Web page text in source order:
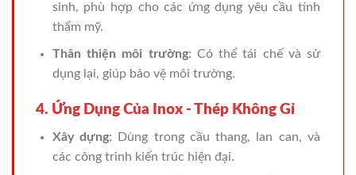
sinh, phù hợp cho các ứng dụng yêu cầu tính
thẩm mỹ.
Thân thiện môi trường: Có thể tái chế và sử
dụng lại, giúp bảo vệ môi trường.
4. Ứng Dụng Của Inox - Thép Không Gỉ
Xây dựng: Dùng trong cầu thang, lan can, và
các công trình kiến trúc hiện đại.